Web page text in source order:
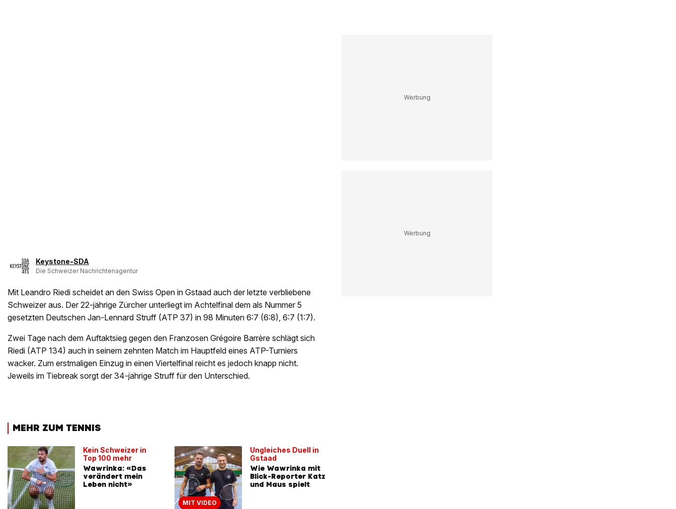
Keystone-SDA
Die Schweizer Nachrichtenagentur
Mit Leandro Riedi scheidet an den Swiss Open in Gstaad auch der letzte verbliebene
Schweizer aus. Der 22-jährige Zürcher unterliegt im Achtelfinal dem als Nummer 5
gesetzten Deutschen Jan-Lennard Struff (ATP 37) in 98 Minuten 6:7 (6:8), 6:7 (1:7).
Zwei Tage nach dem Auftaktsieg gegen den Franzosen Grégoire Barrère schlägt sich
Riedi (ATP 134) auch in seinem zehnten Match im Hauptfeld eines ATP-Turniers
wacker. Zum erstmaligen Einzug in einen Viertelfinal reicht es jedoch knapp nicht.
Jeweils im Tiebreak sorgt der 34-jährige Struff für den Unterschied.
MEHR ZUM TENNIS
Kein Schweizer in
Top 100 mehr
Wawrinka: «Das
verändert mein
Leben nicht»
MIT VIDEO
Ungleiches Duell in
Gstaad
Wie Wawrinka mit
Blick-Reporter Katz
und Maus spielt